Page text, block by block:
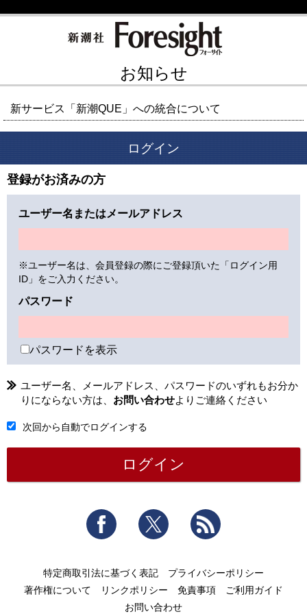
お知らせ
新サービス「新潮QUE」への統合について
ログイン
登録がお済みの方
ユーザー名またはメールアドレス
※ユーザー名は、会員登録の際にご登録頂いた「ログイン用
ID」をご入力ください。
パスワード
パスワードを表示
ユーザー名、メールアドレス、パスワードのいずれもお分か
りにならない方は、 お問い合わせよりご連絡ください
次回から自動でログインする
Facebook Twitter
特定商取引法に基づく表記
プライバシーポリシー
著作権について
リンクポリシー 免責事項
ご利用ガイド
お問い合わせ